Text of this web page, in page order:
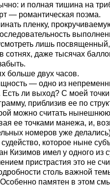
и полная тишина на
— романтическая поэма.
пленку,
лишь
даже тысячах
больше двух часов.
— одно из
Есть ли выход? С моей
приблизив ее по
можно считать
ее точками манежа, и,
номеров уже
которое ныне
Кизимов имел у одного из
пристрастия это не
столь важной
памятен в этом